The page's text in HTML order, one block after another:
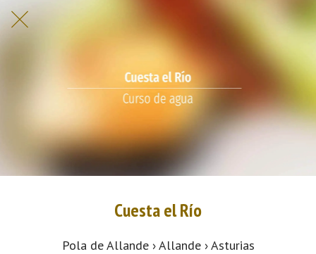
Cuesta el Río
Pola de Allande › Allande › Asturias